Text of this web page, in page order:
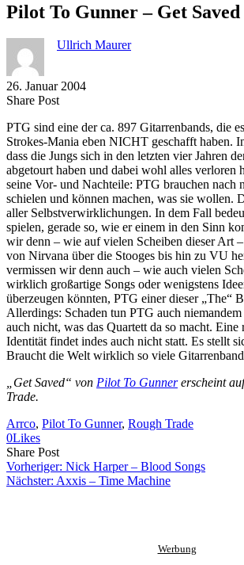
Pilot To Gunner – Get Saved
Ullrich Maurer
26. Januar 2004
Share PostShare
Facebook
Copy
to
clipboard
Send
via
eMail
PTG sind eine der ca. 897 Gitarrenbands, die
Strokes-Mania eben NICHT geschafft haben.
dass die Jungs sich in den letzten vier Jahren
abgetourt haben und dabei wohl alles verloren
seine Vor- und Nachteile: PTG brauchen nach
schielen und können machen, was sie wollen.
aller Selbstverwirklichungen. In dem Fall
spielen, gerade so, wie er einem in den Sinn
wir denn – wie auf vielen Scheiben dieser Art
von Nirvana über die Stooges bis hin zu VU
vermissen wir denn auch – wie auch vielen
wirklich großartige Songs oder wenigstens
überzeugen könnten, PTG einer dieser „The“
Allerdings: Schaden tun PTG auch
auch nicht, was das Quartett da so macht.
Identität findet indes auch nicht statt. Es stellt
Braucht die Welt wirklich so viele
„Get Saved“ von Pilot To Gunnererscheint
Trade.
Arrco, Pilot To Gunner, Rough Trade
0Likes
Share PostShare
on
Facebook
Copy
URL
to
Send
Link
via
Vorheriger: Nick Harper – Blood Songs
Nächster: Axxis – Time Machine
Werbung